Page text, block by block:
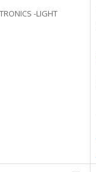
-LIGHT